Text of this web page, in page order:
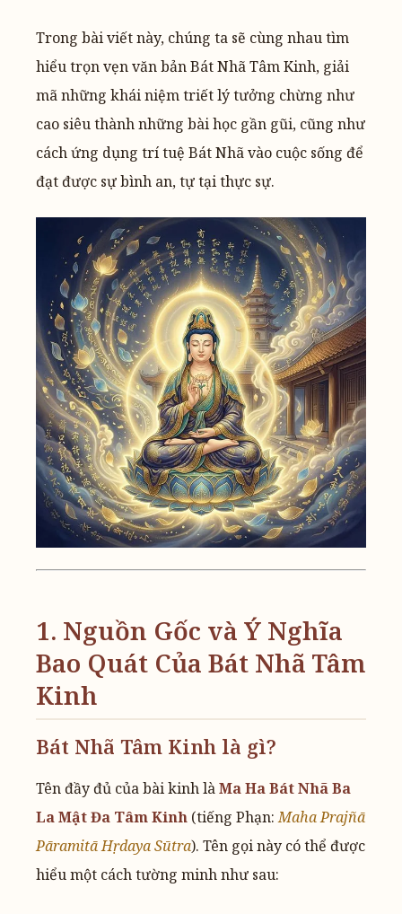
Trong bài viết này, chúng ta sẽ cùng nhau tìm
hiểu trọn vẹn văn bản Bát Nhã Tâm Kinh, giải
mã những khái niệm triết lý tưởng chừng như
cao siêu thành những bài học gần gũi, cũng như
cách ứng dụng trí tuệ Bát Nhã vào cuộc sống để
đạt được sự bình an, tự tại thực sự.
1. Nguồn Gốc và Ý Nghĩa
Bao Quát Của Bát Nhã Tâm
Kinh
Bát Nhã Tâm Kinh là gì?
Tên đầy đủ của bài kinh làMa Ha Bát Nhã Ba
La Mật Đa Tâm Kinh (tiếng Phạn:Maha Prajñā
Pāramitā Hṛdaya Sūtra). Tên gọi này có thể được
hiểu một cách tường minh như sau: